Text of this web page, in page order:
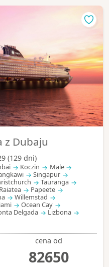
z Dubaju
(129 dni)
Koczin
Male
Singapur
Tauranga
Raiatea
Papeete
Willemstad
Ocean Cay
Delgada
Lizbona
cena od
82650